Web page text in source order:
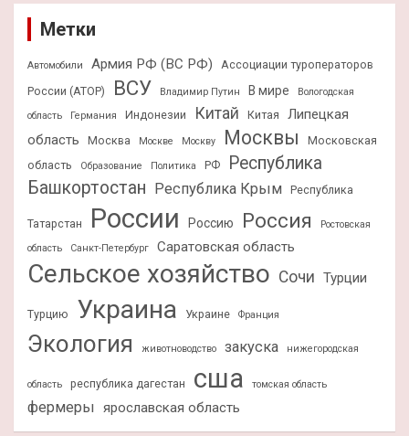
Метки
Автомобили Армия РФ (ВС РФ)
Ассоциации туроператоров
России (АТОР)
ВСУ Владимир Путин В мире
Вологодская
область
Германия Индонезии Китай Китая
Липецкая
область
Москва Москве Москву Москвы
Московская
область
Образование Политика РФ
Республика
Башкортостан
Республика Крым Республика
Татарстан России Россию Россия
Ростовская
область
Санкт-Петербург Саратовская область
Сельское хозяйство Сочи Турции
Турцию Украина Украине Франция
Экология животноводство закуска нижегородская
область республика дагестан сша томская область
фермеры ярославская область